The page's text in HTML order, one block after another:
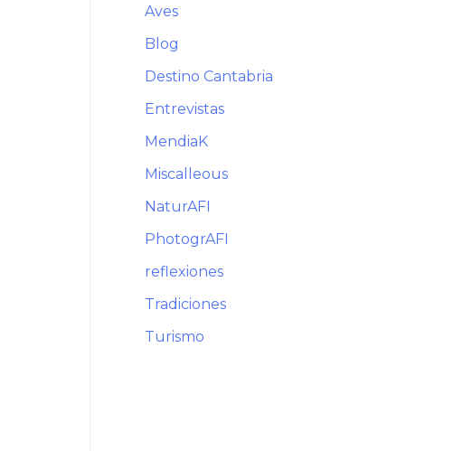
Aves
Blog
Destino Cantabria
Entrevistas
MendiaK
Miscalleous
NaturAFI
PhotogrAFI
reflexiones
Tradiciones
Turismo